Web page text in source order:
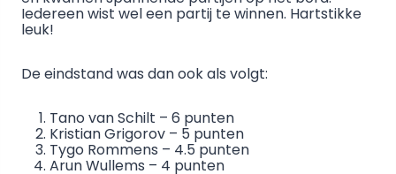
Iedereen wist wel een partij te winnen. Hartstikke
leuk!
De eindstand was dan ook als volgt:
Tano van Schilt – 6 punten
Kristian Grigorov – 5 punten
Tygo Rommens – 4.5 punten
Arun Wullems – 4 punten